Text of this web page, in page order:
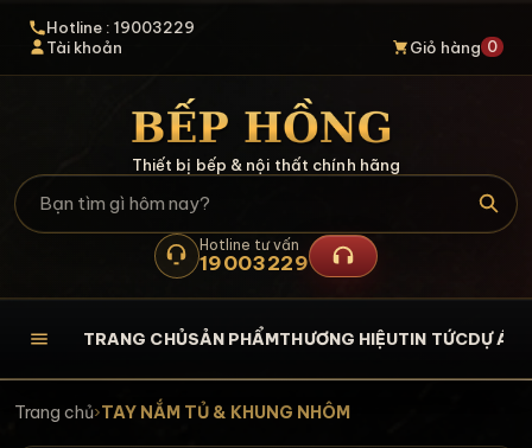
Hotline : 19003229
Tài khoản
Giỏ hàng 0
Thiết bị bếp & nội thất chính hãng
Hotline tư vấn
19003229
TRANG CHỦSẢN PHẨMTHƯƠNG HIỆUTIN TỨCDỰ ÁN
Trang chủ›TAY NẮM TỦ & KHUNG NHÔM